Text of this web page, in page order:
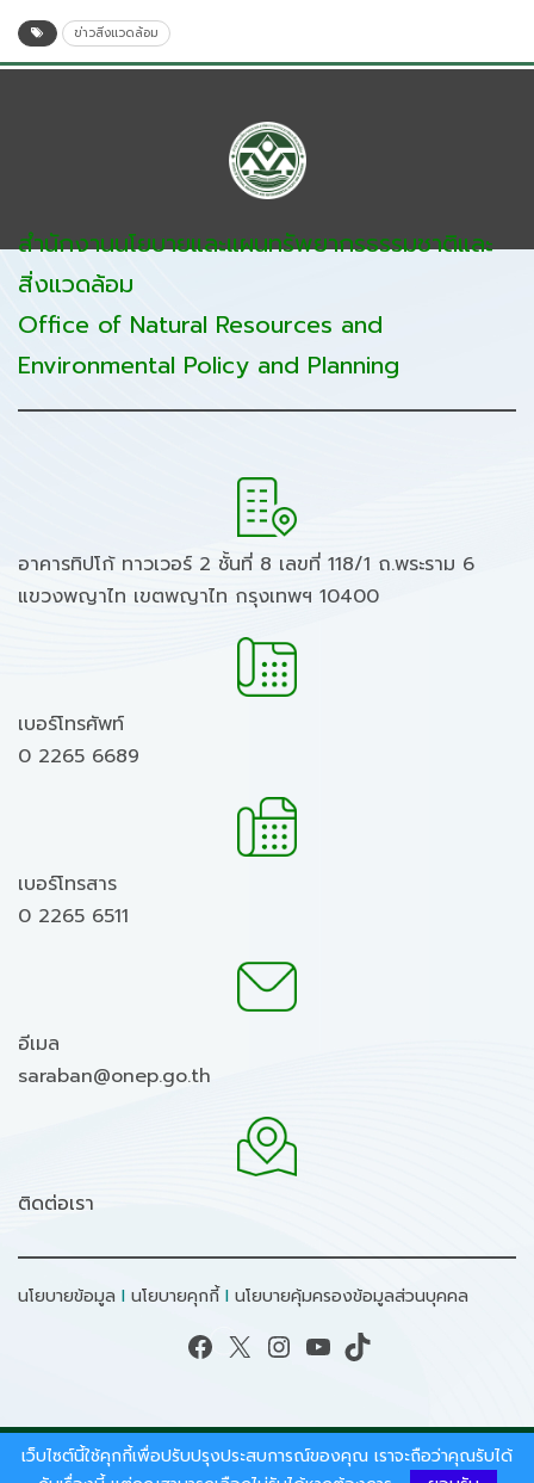
ข่าวสิ่งแวดล้อม
สำนักงานนโยบายและแผนทรัพยากรธรรมชาติและ
สิ่งแวดล้อม
Office of Natural Resources and
Environmental Policy and Planning
อาคารทิปโก้ ทาวเวอร์ 2 ชั้นที่ 8 เลขที่ 118/1 ถ.พระราม 6
แขวงพญาไท เขตพญาไท กรุงเทพฯ 10400
เบอร์โทรศัพท์
0 2265 6689
เบอร์โทรสาร
0 2265 6511
อีเมล
saraban@onep.go.th
ติดต่อเรา
นโยบายข้อมูล I นโยบายคุกกี้ I นโยบายคุ้มครองข้อมูลส่วนบุคคล
Facebook X Instagram YouTube TikTok
สงวนลิขสิทธิ์ © 2026 - สำนักงานนโยบายและแผน
เว็บไซต์นี้ใช้คุกกี้เพื่อปรับปรุงประสบการณ์ของคุณ เราจะถือว่าคุณรับได้